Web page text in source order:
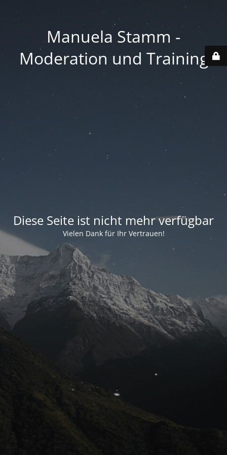
Manuela Stamm -
Moderation und Training
Diese Seite ist nicht mehr verfügbar
Vielen Dank für Ihr Vertrauen!